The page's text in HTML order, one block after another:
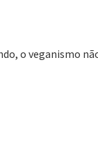
o veganismo